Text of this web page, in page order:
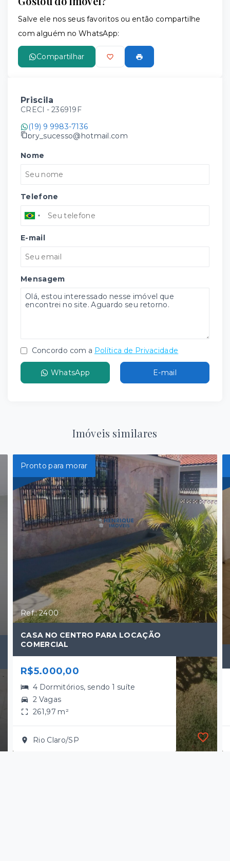
Salve ele nos seus favoritos ou então compartilhe
com alguém no WhatsApp:
Compartilhar
Priscila
CRECI - 236919F
(19) 9 9983-7136
pry_sucesso@hotmail.com
Nome
Telefone
E-mail
Mensagem
Concordo com a Política de Privacidade
WhatsApp E-mail
Imóveis similares
Pronto para morar
Ref.: 2400
CASA NO CENTRO PARA LOCAÇÃO
COMERCIAL
R$5.000,00
4 Dormitórios, sendo 1 suíte
2 Vagas
261,97 m²
Rio Claro/SP